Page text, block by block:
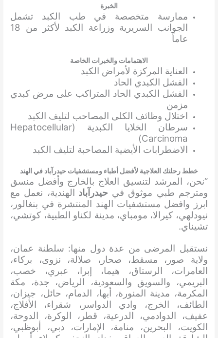
الخبرة
ممارسة متخصصة في طب الكبد تشمل
الجوانب السريرية وزراعة الكبد لأكثر من 18
عاماً
الاهتمامات والخبرات الخاصة
العناية المركزة لأمراض الكبد
الفشل الكبدي الحاد
الفشل الكبدي الحاد المتراكب على مرض كبدي
مزمن
اختلال وظائف الكلى المصاحب لتليف الكبد
سرطان الخلايا الكبدية (Hepatocellular
Carcinoma)
الاضطرابات الأيضية المصاحبة لتليف الكبد
خطط رحلتك العلاجية لأفضل أطباء ومستشفيات حيدرآباد في الهند
“نحن، المرشد لتنسيق العلاج بالخارج وأفضل منسق
ومترجم طبي موثوق في حيدرآباد الهندية، نعمل مع
ابرز وافضل مستشفيات الهند المنتشرة في بنغالور،
نيودلهي، كيرالا، مومباي، مدينة لكناو الطبية، كوتشي،
تشيناي.
نستقبل المرضى من عدة دول منها: سلطنة عمان،
ولاية صور، مسقط، صحار، صلالة، نزوى، بركاء،
العامرات، الرستاق، هيما، إبرا، عبري، خصب،
البريمي، والسويق والسعودية، الرياض، جدة، مكة
المكرمة، مدينة المنورة، أبها، الدمام، حائل، جيزان،
الطائف، الخرج، وادي الدواسر، شقراء، الأفلاج،
عفيف، الدوادمي، الدرعية، قطر، الوكرة، الدوحة،
الكويت، البحرين، منامة، الإمارات، دبي، أبوظبي،